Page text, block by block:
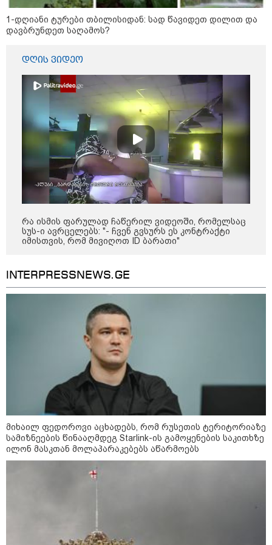
"დღეს ვიმგზავრეთ
მატარებლით, რომელიც ახალი
სიჩქარით მოძრაობს, მანამდე
15:17 / 06-08-2026
შემოსავლების სამსახურში
აზერბაიჯანული მედიის მიერ
გავრცელებულ ინფორმაციას
პასუხობენ
13:39 / 06-08-2026
ბაქომ საქართველოს საგარეო
უწყებას დიპლომატური ნოტა
გაუგზავნა - მიზეზი
მქონე სატვირთოების
საზღვარზე შეფერხებაა:
დეტალები
1-დღიანი ტურები თბილისიდან: სად წავიდეთ დილით და
დავბრუნდეთ საღამოს?
დღის ვიდეო
რა ისმის ფარულად ჩაწერილ ვიდეოში, რომელსაც
სუს-ი ავრცელებს: "- ჩვენ გვსურს ეს კონტრაქტი
იმისთვის, რომ მივიღოთ ID ბარათი"
INTERPRESSNEWS.GE
მიხაილ ფედოროვი აცხადებს, რომ რუსეთის ტერიტორიაზე
სამიზნეების წინააღმდეგ Starlink-ის გამოყენების საკითხზე
ილონ მასკთან მოლაპარაკებებს აწარმოებს